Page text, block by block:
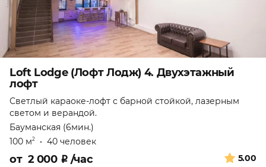
Loft Lodge (Лофт Лодж) 4. Двухэтажный
лофт
Светлый караоке-лофт с барной стойкой, лазерным
светом и верандой.
Бауманская (6мин.)
100 м2 • 40 человек
5.00
от 2 000 ₽ /час